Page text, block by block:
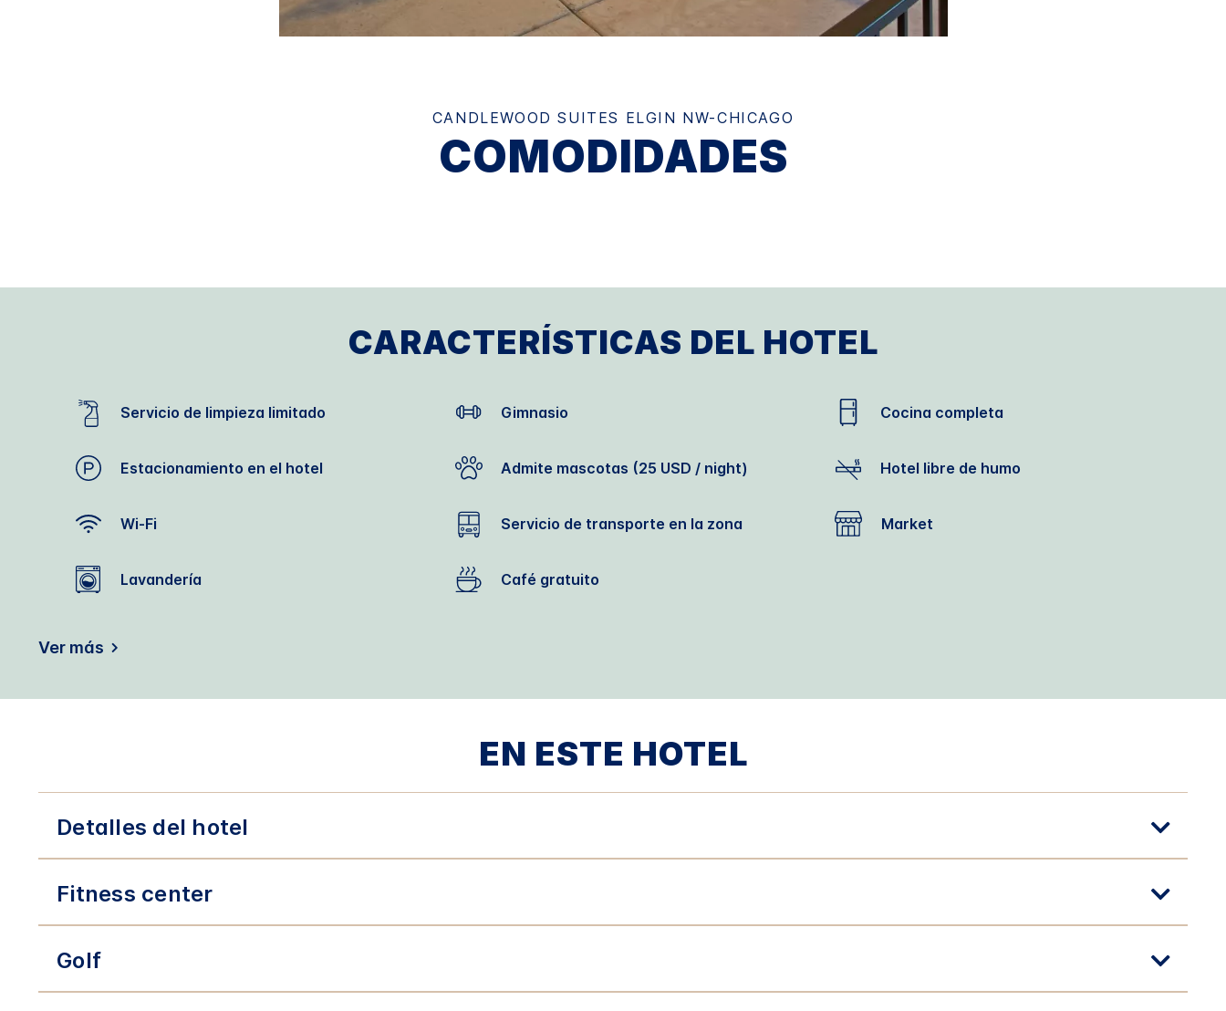
CANDLEWOOD SUITES ELGIN NW-CHICAGO
COMODIDADES
CARACTERÍSTICAS DEL HOTEL
Servicio de limpieza limitado Gimnasio Cocina completa
Estacionamiento en el hotel Admite mascotas (25 USD / night) Hotel libre de humo
Wi-Fi Servicio de transporte en la zona Market
Lavandería Café gratuito
Ver más
EN ESTE HOTEL
Detalles del hotel
Fitness center
Golf